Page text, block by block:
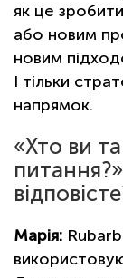
як це
або новим
новим
І тільки
напрямок.
«Хто ви
Марія: